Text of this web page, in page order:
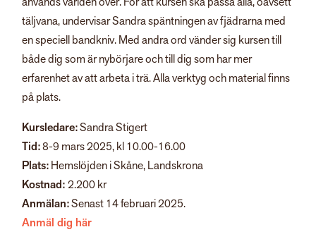
täljvana, undervisar Sandra späntningen av fjädrarna med
en speciell bandkniv. Med andra ord vänder sig kursen till
både dig som är nybörjare och till dig som har mer
erfarenhet av att arbeta i trä. Alla verktyg och material finns
på plats.
Kursledare:Sandra Stigert
Tid:8-9 mars 2025, kl 10.00-16.00
Plats:Hemslöjden i Skåne, Landskrona
Kostnad:2.200 kr
Anmälan:Senast 14 februari 2025.
Anmäl dig här